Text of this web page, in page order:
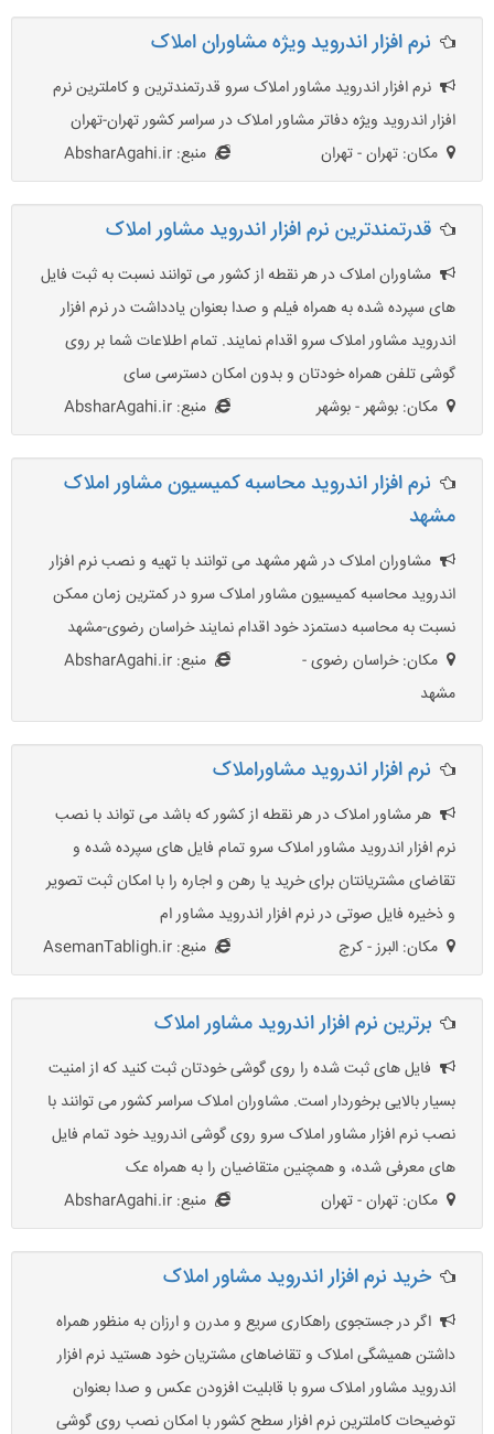
نرم افزار اندروید ویژه مشاوران املاک
نرم افزار اندروید مشاور املاک سرو قدرتمندترین و کاملترین نرم
افزار اندروید ویژه دفاتر مشاور املاک در سراسر کشور تهران-تهران
مکان: تهران - تهران
منبع: AbsharAgahi.ir
قدرتمندترین نرم افزار اندروید مشاور املاک
مشاوران املاک در هر نقطه از کشور می توانند نسبت به ثبت فایل
های سپرده شده به همراه فیلم و صدا بعنوان یادداشت در نرم افزار
اندروید مشاور املاک سرو اقدام نمایند. تمام اطلاعات شما بر روی
گوشی تلفن همراه خودتان و بدون امکان دسترسی سای
مکان: بوشهر - بوشهر
منبع: AbsharAgahi.ir
نرم افزار اندروید محاسبه کمیسیون مشاور املاک
مشهد
مشاوران املاک در شهر مشهد می توانند با تهیه و نصب نرم افزار
اندروید محاسبه کمیسیون مشاور املاک سرو در کمترین زمان ممکن
نسبت به محاسبه دستمزد خود اقدام نمایند خراسان رضوی-مشهد
مکان: خراسان رضوی -
مشهد
منبع: AbsharAgahi.ir
نرم افزار اندروید مشاوراملاک
هر مشاور املاک در هر نقطه از کشور که باشد می تواند با نصب
نرم افزار اندروید مشاور املاک سرو تمام فایل های سپرده شده و
تقاضای مشتریانتان برای خرید یا رهن و اجاره را با امکان ثبت تصویر
و ذخیره فایل صوتی در نرم افزار اندروید مشاور ام
مکان: البرز - کرج
منبع: AsemanTabligh.ir
برترین نرم افزار اندروید مشاور املاک
فایل های ثبت شده را روی گوشی خودتان ثبت کنید که از امنیت
بسیار بالایی برخوردار است. مشاوران املاک سراسر کشور می توانند با
نصب نرم افزار مشاور املاک سرو روی گوشی اندروید خود تمام فایل
های معرفی شده، و همچنین متقاضیان را به همراه عک
مکان: تهران - تهران
منبع: AbsharAgahi.ir
خرید نرم افزار اندروید مشاور املاک
اگر در جستجوی راهکاری سریع و مدرن و ارزان به منظور همراه
داشتن همیشگی املاک و تقاضاهای مشتریان خود هستید نرم افزار
اندروید مشاور املاک سرو با قابلیت افزودن عکس و صدا بعنوان
توضیحات کاملترین نرم افزار سطح کشور با امکان نصب روی گوشی